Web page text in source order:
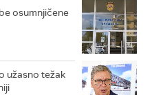
osumnjičene
užasno težak